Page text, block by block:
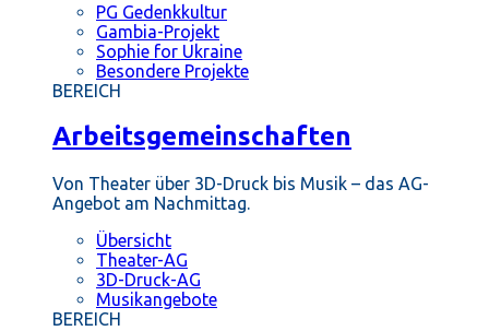
PG Gedenkkultur
Gambia-Projekt
Sophie for Ukraine
Besondere Projekte
BEREICH
Arbeitsgemeinschaften
Von Theater über 3D-Druck bis Musik – das AG-
Angebot am Nachmittag.
Übersicht
Theater-AG
3D-Druck-AG
Musikangebote
BEREICH